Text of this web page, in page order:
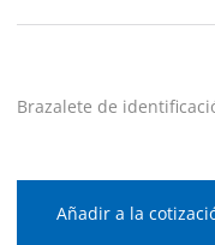
Brazalete de
Añadir a la